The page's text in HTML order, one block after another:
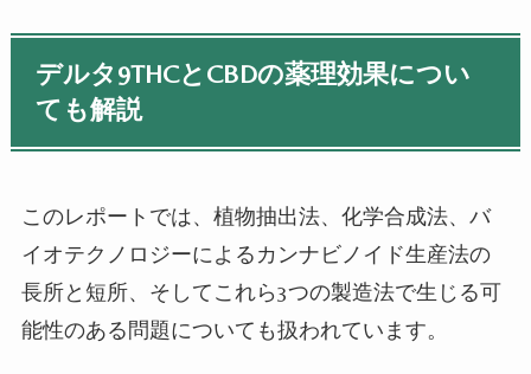
デルタ9THCとCBDの薬理効果につい
ても解説
このレポートでは、植物抽出法、化学合成法、バ
イオテクノロジーによるカンナビノイド生産法の
長所と短所、そしてこれら3つの製造法で生じる可
能性のある問題についても扱われています。